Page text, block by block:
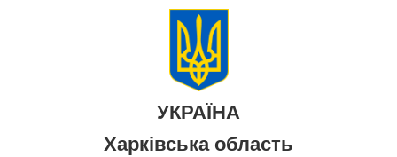
УКРАЇНА
Харківська область